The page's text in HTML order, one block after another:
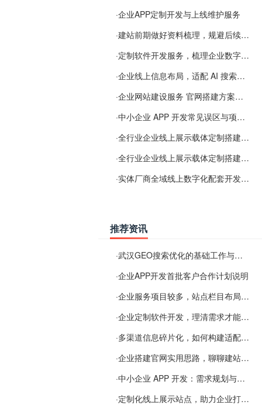
·企业APP定制开发与上线维护服务
·建站前期做好资料梳理，规避后续各类使用难题
·定制软件开发服务，梳理企业数字化落地常见难点
·企业线上信息布局，适配 AI 搜索需要留意这些要点
·企业网站建设服务 官网搭建方案经验分享
·中小企业 APP 开发常见误区与项目规划实用经验
·全行业企业线上展示载体定制搭建服务
·全行业企业线上展示载体定制搭建服务
·实体厂商全域线上数字化配套开发与地域检索优化服务
推荐资讯
·武汉GEO搜索优化的基础工作与实施思路
·企业APP开发首批客户合作计划说明
·企业服务项目较多，站点栏目布局规划参考思路
·企业定制软件开发，理清需求才能提升数字化落地效率
·多渠道信息碎片化，如何构建适配 AI 检索的品牌信息源
·企业搭建官网实用思路，聊聊建站容易忽视的问题
·中小企业 APP 开发：需求规划与项目落地避坑经验分享
·定制化线上展示站点，助力企业打通线上经营渠道